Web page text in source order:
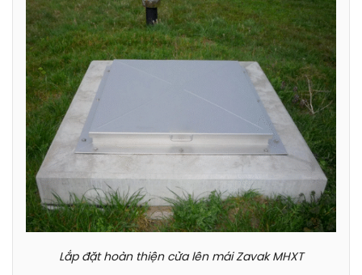
Lắp đặt hoàn thiện cửa lên mái Zavak MHXT